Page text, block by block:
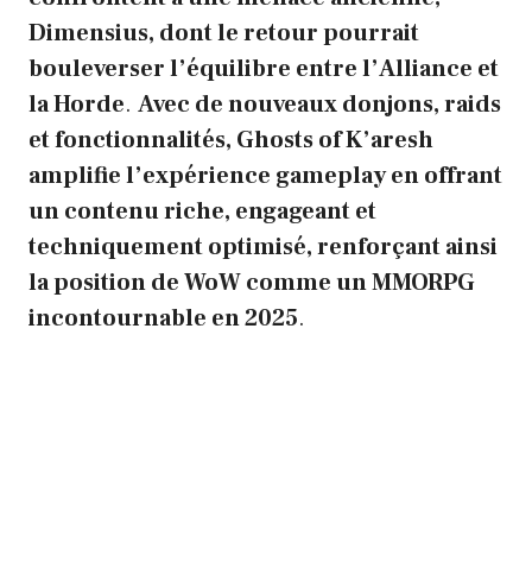
Dimensius, dont le retour pourrait
bouleverser l’équilibre entre l’Alliance et
la Horde. Avec de nouveaux donjons, raids
et fonctionnalités, Ghosts of K’aresh
amplifie l’expérience gameplay en offrant
un contenu riche, engageant et
techniquement optimisé, renforçant ainsi
la position de WoW comme un MMORPG
incontournable en 2025.